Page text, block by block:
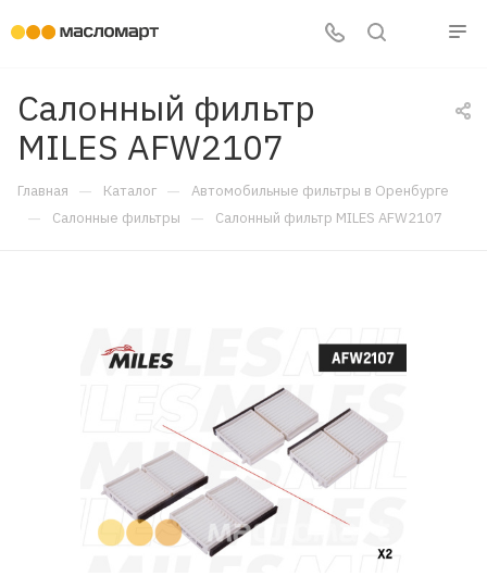
Салонный фильтр
MILES AFW2107
Главная — Каталог — Автомобильные фильтры в Оренбурге
— Салонные фильтры — Салонный фильтр MILES AFW2107